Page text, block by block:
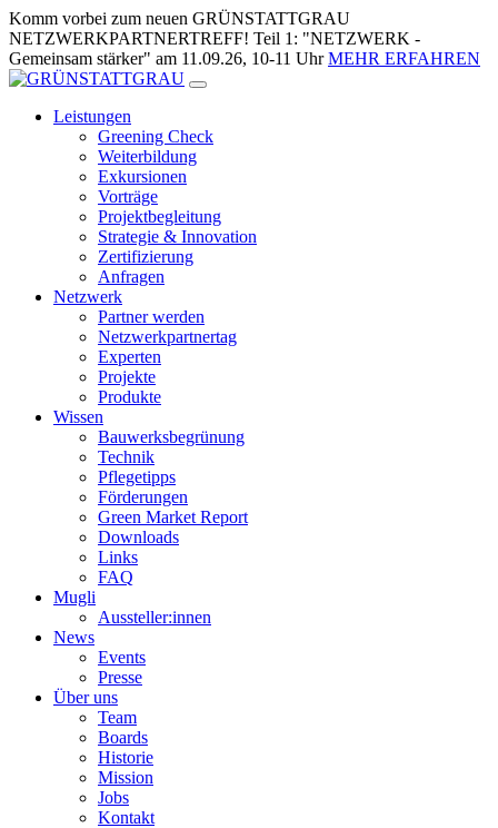
Zum
Inhalt
springen
Komm vorbei zum neuen GRÜNSTATTGRAU
NETZWERKPARTNERTREFF! Teil 1: "NETZWERK -
Gemeinsam stärker" am 11.09.26, 10-11 UhrMEHR ERFAHREN
Leistungen
Greening Check
Weiterbildung
Exkursionen
Vorträge
Projektbegleitung
Strategie & Innovation
Zertifizierung
Anfragen
Netzwerk
Partner werden
Netzwerkpartnertag
Experten
Projekte
Produkte
Wissen
Bauwerksbegrünung
Technik
Pflegetipps
Förderungen
Green Market Report
Downloads
Links
FAQ
Mugli
Aussteller:innen
News
Events
Presse
Über uns
Team
Boards
Historie
Mission
Jobs
Kontakt